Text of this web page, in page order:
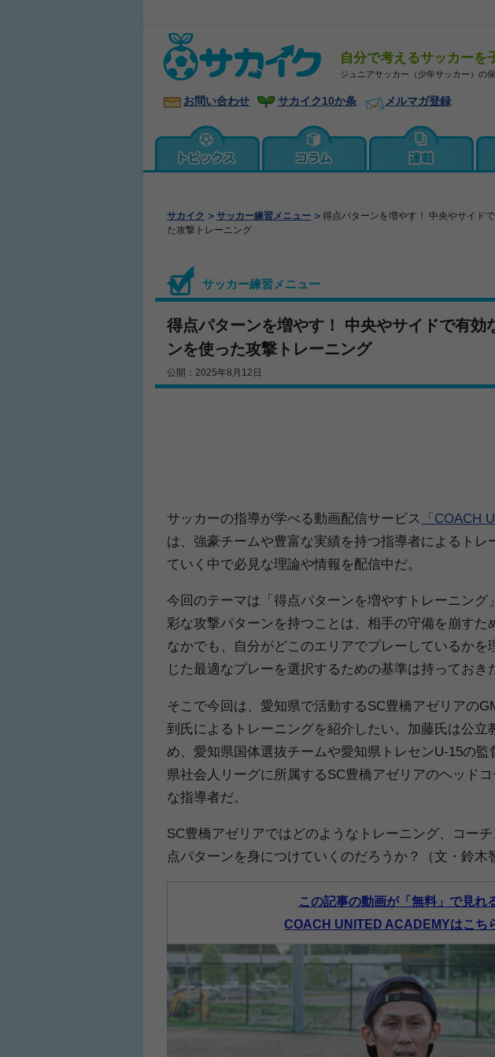
自分で考えるサッカーを
ジュニアサッカー（少年サッカー）の
お問い合わせ サカイク10か条 メルマガ登録
サカイク サッカー練習メニュー
得点パターンを増やす！ 中央やサイド
た攻撃トレーニング
サッカー練習メニュー
得点パターンを増やす！ 中央やサイドで有効
ンを使った攻撃トレーニング
公開：2025年8月12日
サッカーの指導が学べる動画配信サービス 「COACH
は、強豪チームや豊富な実績を持つ指導者によるトレ
ていく中で必見な理論や情報を配信中だ。
今回のテーマは「得点パターンを増やすトレーニング
彩な攻撃パターンを持つことは、相手の守備を崩すた
なかでも、自分がどこのエリアでプレーしているかを
じた最適なプレーを選択するための基準は持っておき
そこで今回は、愛知県で活動するSC豊橋アゼリアの
到氏によるトレーニングを紹介したい。加藤氏は公立
め、愛知県国体選抜チームや愛知県トレセンU-15の
県社会人リーグに所属するSC豊橋アゼリアのヘッド
な指導者だ。
SC豊橋アゼリアではどのようなトレーニング、コー
点パターンを身につけていくのだろうか？（文・鈴木
この記事の動画が「無料」で見れ
COACH UNITED ACADEMYはこち